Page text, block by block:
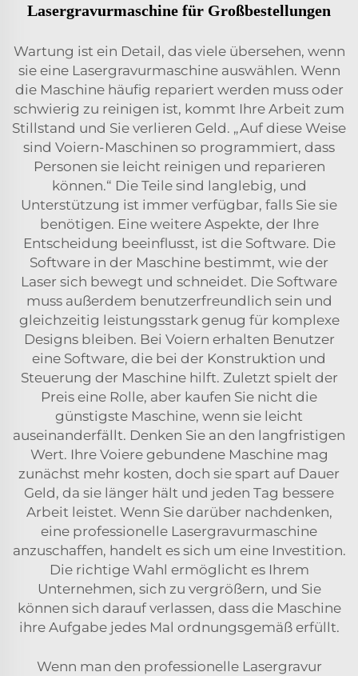
Lasergravurmaschine für Großbestellungen
Wartung ist ein Detail, das viele übersehen, wenn
sie eine Lasergravurmaschine auswählen. Wenn
die Maschine häufig repariert werden muss oder
schwierig zu reinigen ist, kommt Ihre Arbeit zum
Stillstand und Sie verlieren Geld. „Auf diese Weise
sind Voiern-Maschinen so programmiert, dass
Personen sie leicht reinigen und reparieren
können.“ Die Teile sind langlebig, und
Unterstützung ist immer verfügbar, falls Sie sie
benötigen. Eine weitere Aspekte, der Ihre
Entscheidung beeinflusst, ist die Software. Die
Software in der Maschine bestimmt, wie der
Laser sich bewegt und schneidet. Die Software
muss außerdem benutzerfreundlich sein und
gleichzeitig leistungsstark genug für komplexe
Designs bleiben. Bei Voiern erhalten Benutzer
eine Software, die bei der Konstruktion und
Steuerung der Maschine hilft. Zuletzt spielt der
Preis eine Rolle, aber kaufen Sie nicht die
günstigste Maschine, wenn sie leicht
auseinanderfällt. Denken Sie an den langfristigen
Wert. Ihre Voiere gebundene Maschine mag
zunächst mehr kosten, doch sie spart auf Dauer
Geld, da sie länger hält und jeden Tag bessere
Arbeit leistet. Wenn Sie darüber nachdenken,
eine professionelle Lasergravurmaschine
anzuschaffen, handelt es sich um eine Investition.
Die richtige Wahl ermöglicht es Ihrem
Unternehmen, sich zu vergrößern, und Sie
können sich darauf verlassen, dass die Maschine
ihre Aufgabe jedes Mal ordnungsgemäß erfüllt.
Wenn man den professionelle Lasergravur